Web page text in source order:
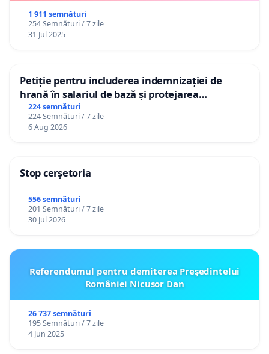
1 911 semnături
254 Semnături / 7 zile
31 Jul 2025
Petiție pentru includerea indemnizației de
hrană în salariul de bază și protejarea
gradațiilor de vechime pentru asistenții
personali
224 semnături
224 Semnături / 7 zile
6 Aug 2026
Stop cerșetoria
556 semnături
201 Semnături / 7 zile
30 Jul 2026
Referendumul pentru demiterea Preşedintelui
României Nicusor Dan
26 737 semnături
195 Semnături / 7 zile
4 Jun 2025